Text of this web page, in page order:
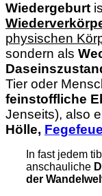
Wiedergeburt
physischen
sondern als
Tier oder
feinstoffliche
Jenseits), also
Hölle,
In fast jedem
anschauliche
der